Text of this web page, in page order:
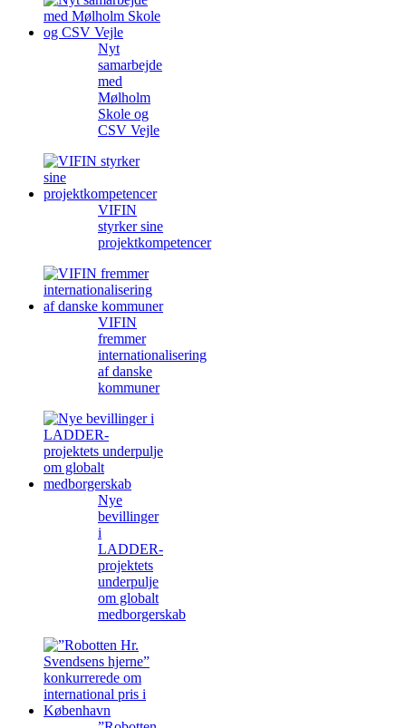
Nyt
samarbejde
med
Mølholm
Skole og
CSV Vejle
VIFIN
styrker sine
projektkompetencer
VIFIN
fremmer
internationalisering
af danske
kommuner
Nye
bevillinger
i
LADDER-
projektets
underpulje
om globalt
medborgerskab